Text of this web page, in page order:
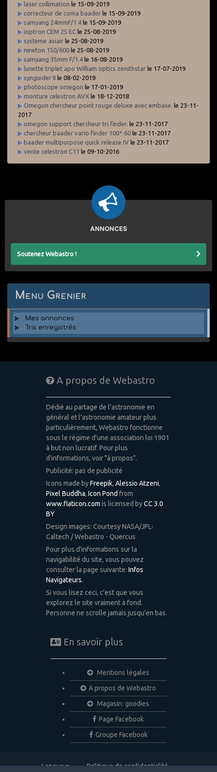
laser collimation le 15-09-2019
correcteur de coma baader le 15-09-2019
samyang 24mmF/1.4 le 15-09-2019
ioptron CEM 25 EC le 25-08-2019
systeme asiair le 25-08-2019
newton 150/600 le 25-08-2019
samyang 35mm F/1.4 le 16-08-2019
lunette triplet apo William optics zenithstar le 17-07-2019
synguider II le 08-02-2019
photoscope omegon le 17-01-2019
monture celestron AVX le 18-12-2018
Omegon chercheur point rouge deluxe avec embase. le 23-11-
2017
omegon support chercheur tri finder. le 23-11-2017
chercheur baader vario finder 100* 60 le 23-11-2017
baader multipurpose quick release IV le 23-11-2017
vente celestron C11 le 09-10-2016
ANNONCES
Soutenez Webastro !
Menu Grenier
Mes annonces
Tris enregistrés
A propos de Webastro
Dédié au partage de l'astronomie en
général et l'astronomie amateur plus
particulièrement, Webastro fonctionne
sous le régime d'une association loi 1901
à but non lucratif. Pour plus
d'informations, voir "à propos".
Publicité: pas de publicité
Icons made byFreepik, Alessio Atzeni,
Pixel Buddha, Icon Pond from
www.flaticon.com is licensed byCC 3.0
BY
Design images: Courtesy NASA/JPL-
Caltech / Webastro - Quercus
Pour plus d'informations sur la
navigabilité du site, vous pouvez
consulter la page suivante: Infos
Navigateurs.
Si vous lisez ceci, c'est que vous
explorez le site vraiment à fond.
Personne ne scrolle jamais jusqu'en bas.
En savoir plus
Mentions légales
A propos de Webastro
Magasin: goodies
Page Facebook
Groupe Facebook
Langue Politique de confidentialité